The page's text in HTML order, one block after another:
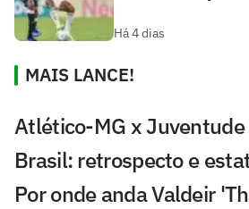
Há 4 dias
MAIS LANCE!
Atlético-MG x Juventude
Brasil: retrospecto e
Por onde anda Valdeir